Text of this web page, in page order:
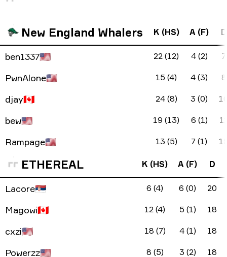
New England Whalers K (HS) A (F) D
ben1337🇺🇸 22 (12) 4 (2) 7
PwnAlone🇺🇸 15 (4) 4 (3) 8
djay🇨🇦 24 (8) 3 (0)
bew🇺🇸 19 (13) 6 (1)
Rampage🇺🇸 13 (5) 7 (1)
ETHEREAL K (HS) A (F) D
Lacore🇷🇸 6 (4) 6 (0) 20
Magowi🇨🇦 12 (4) 5 (1) 18
cxzi🇺🇸 18 (7) 4 (1) 18
Powerzz🇺🇸 8 (5) 3 (2) 18